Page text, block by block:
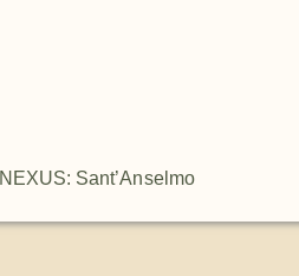
NEXUS: Sant’Anselmo